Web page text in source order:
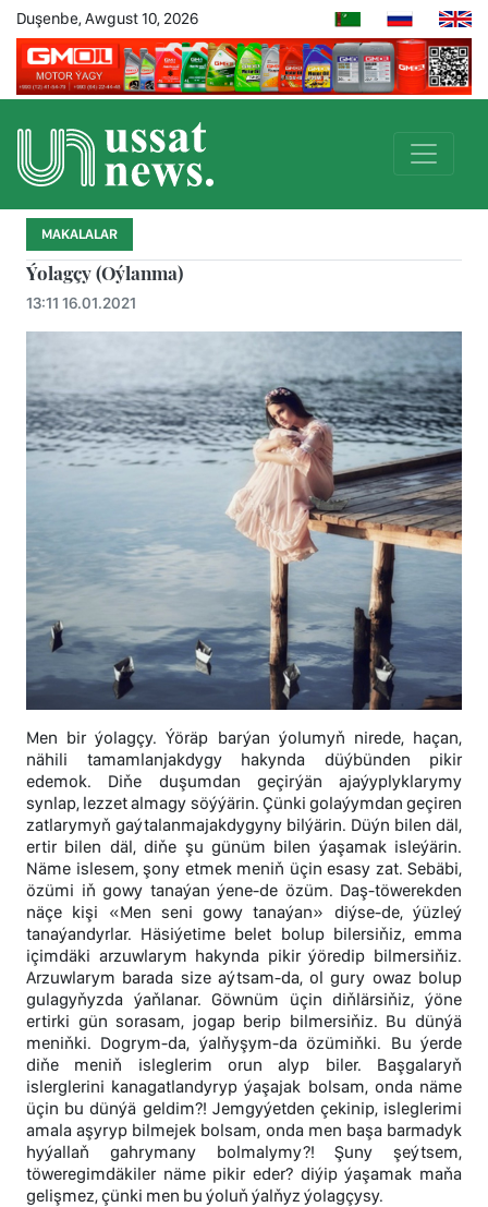
Duşenbe, Awgust 10, 2026
MAKALALAR
Ýolagçy (Oýlanma)
13:11 16.01.2021
Men bir ýolagçy. Ýöräp barýan ýolumyň nirede, haçan,
nähili tamamlanjakdygy hakynda düýbünden pikir
edemok. Diňe duşumdan geçirýän ajaýyplyklarymy
synlap, lezzet almagy söýýärin. Çünki golaýymdan geçiren
zatlarymyň gaýtalanmajakdygyny bilýärin. Düýn bilen däl,
ertir bilen däl, diňe şu günüm bilen ýaşamak isleýärin.
Näme islesem, şony etmek meniň üçin esasy zat. Sebäbi,
özümi iň gowy tanaýan ýene-de özüm. Daş-töwerekden
näçe kişi «Men seni gowy tanaýan» diýse-de, ýüzleý
tanaýandyrlar. Häsiýetime belet bolup bilersiňiz, emma
içimdäki arzuwlarym hakynda pikir ýöredip bilmersiňiz.
Arzuwlarym barada size aýtsam-da, ol gury owaz bolup
gulagyňyzda ýaňlanar. Göwnüm üçin diňlärsiňiz, ýöne
ertirki gün sorasam, jogap berip bilmersiňiz. Bu dünýä
meniňki. Dogrym-da, ýalňyşym-da özümiňki. Bu ýerde
diňe meniň isleglerim orun alyp biler. Başgalaryň
islerglerini kanagatlandyryp ýaşajak bolsam, onda näme
üçin bu dünýä geldim?! Jemgyýetden çekinip, isleglerimi
amala aşyryp bilmejek bolsam, onda men başa barmadyk
hyýallaň gahrymany bolmalymy?! Şuny şeýtsem,
töweregimdäkiler näme pikir eder? diýip ýaşamak maňa
gelişmez, çünki men bu ýoluň ýalňyz ýolagçysy.